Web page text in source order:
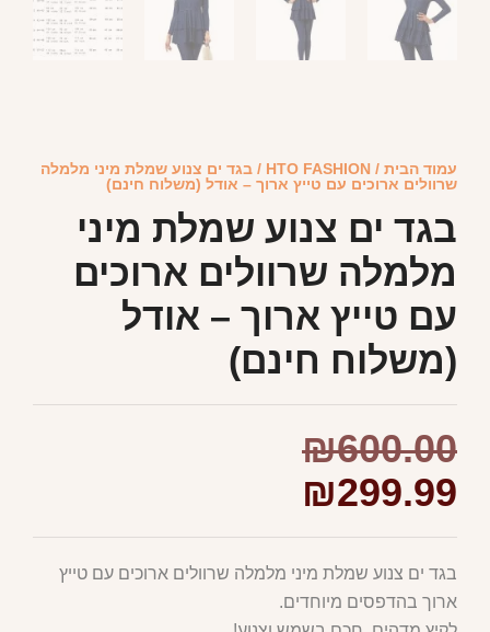
עמוד הבית /
HTO FASHION / בגד ים צנוע שמלת מיני מלמלה
שרוולים ארוכים עם טייץ ארוך – אודל (משלוח חינם)
בגד ים צנוע שמלת מיני
מלמלה שרוולים ארוכים
עם טייץ ארוך – אודל
(משלוח חינם)
₪600.00
₪299.99
בגד ים צנוע שמלת מיני מלמלה שרוולים ארוכים עם טייץ
ארוך בהדפסים מיוחדים.